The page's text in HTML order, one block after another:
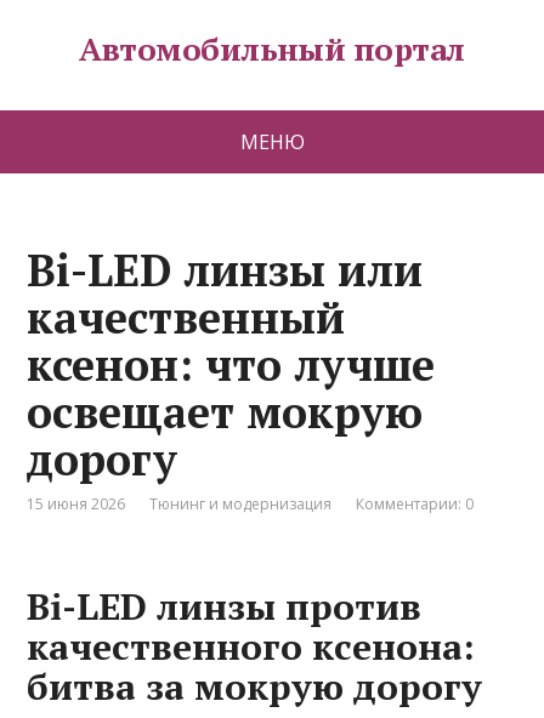
Автомобильный портал
МЕНЮ
Bi-LED линзы или
качественный
ксенон: что лучше
освещает мокрую
дорогу
15 июня 2026 Тюнинг и модернизация Комментарии: 0
Bi-LED линзы против
качественного ксенона:
битва за мокрую дорогу